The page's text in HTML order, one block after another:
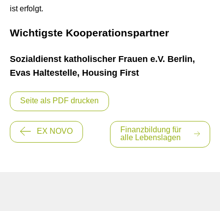
ist erfolgt.
Wichtigste Kooperationspartner
Sozialdienst katholischer Frauen e.V. Berlin,
Evas Haltestelle, Housing First
Seite als PDF drucken
Beitragsnavigation
EX NOVO
Finanzbildung für
alle Lebenslagen